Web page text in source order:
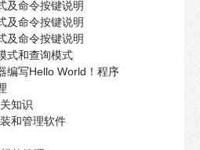
及命令按键说明
及命令按键说明
及命令按键说明
式和查询模式
编写Hello World！程序
知识
和管理软件